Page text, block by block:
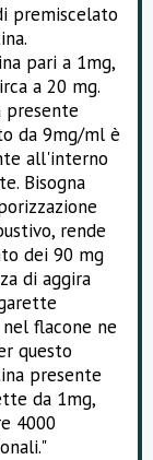
premiscelato
pari a 1mg,
a 20 mg.
presente
da 9mg/ml è
all'interno
Bisogna
rende
dei 90 mg
di aggira
flacone ne
questo
presente
da 1mg,
4000